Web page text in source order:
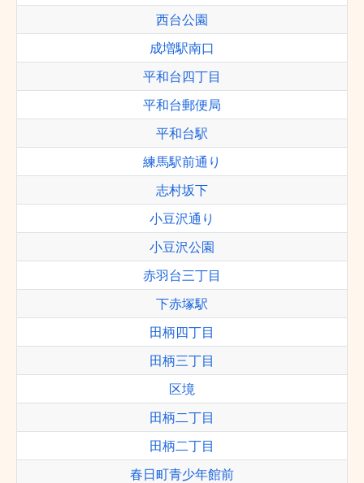
西台公園
成増駅南口
平和台四丁目
平和台郵便局
平和台駅
練馬駅前通り
志村坂下
小豆沢通り
小豆沢公園
赤羽台三丁目
下赤塚駅
田柄四丁目
田柄三丁目
区境
田柄二丁目
田柄二丁目
春日町青少年館前